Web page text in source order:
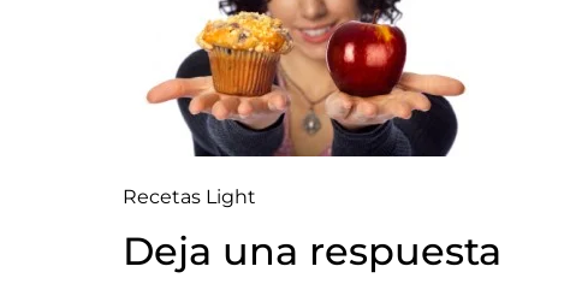
Recetas Light
Deja una respuesta